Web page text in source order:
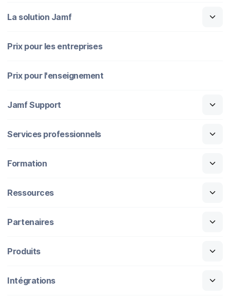
La solution Jamf
Prix pour les entreprises
Prix pour l'enseignement
Jamf Support
Services professionnels
Formation
Ressources
Partenaires
Produits
Intégrations